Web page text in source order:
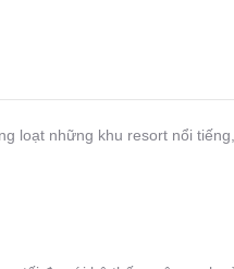
loạt những khu resort nổi